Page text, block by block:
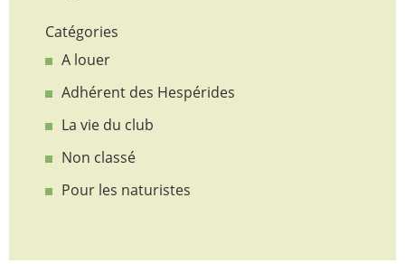
Catégories
A louer
Adhérent des Hespérides
La vie du club
Non classé
Pour les naturistes